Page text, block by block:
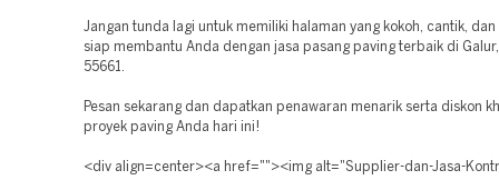
Jangan tunda lagi untuk memiliki halaman yang kokoh, cantik,
siap membantu Anda dengan jasa pasang paving terbaik di
55661.
Pesan sekarang dan dapatkan penawaran menarik serta diskon
proyek paving Anda hari ini!
<div align=center><a href=""><img alt="Supplier-dan-Jasa-